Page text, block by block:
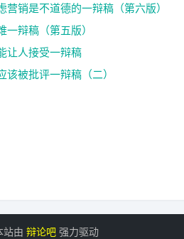
营销是不道德的一辩稿（第六版）
辩稿（第五版）
让人接受一辩稿
该被批评一辩稿（二）
站由 辩论吧 强力驱动